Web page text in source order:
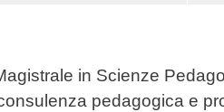
in Scienze
pedagogica e